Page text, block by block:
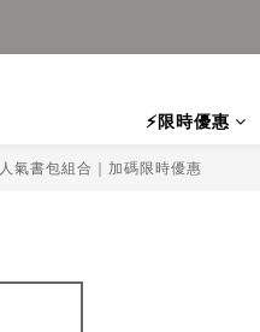
⚡限時優惠
人氣書包組合｜加碼限時優惠